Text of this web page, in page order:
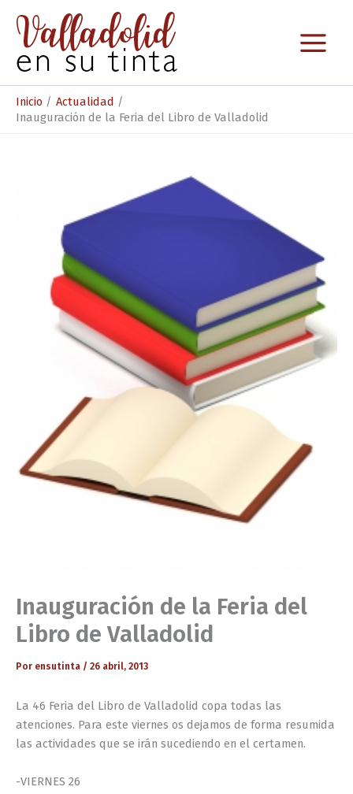
contenido
Inicio
Actualidad
Inauguración de la Feria del Libro de Valladolid
Inauguración de la Feria del
Libro de Valladolid
Por ensutinta / 26 abril, 2013
La 46 Feria del Libro de Valladolid copa todas las
atenciones. Para este viernes os dejamos de forma resumida
las actividades que se irán sucediendo en el certamen.
-VIERNES 26